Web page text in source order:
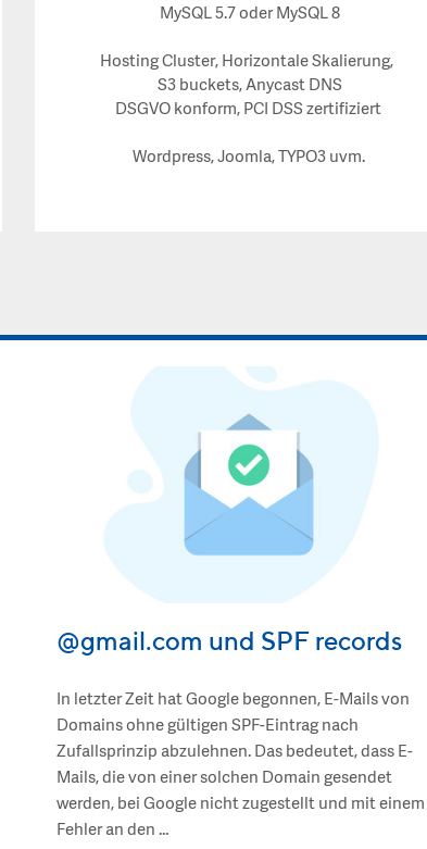
MySQL 5.7 oder MySQL 8
Hosting Cluster, Horizontale Skalierung,
S3 buckets, Anycast DNS
DSGVO konform, PCI DSS zertifiziert
Wordpress, Joomla, TYPO3 uvm.
@gmail.com und SPF records
In letzter Zeit hat Google begonnen, E-Mails von
Domains ohne gültigen SPF-Eintrag nach
Zufallsprinzip abzulehnen. Das bedeutet, dass E-
Mails, die von einer solchen Domain gesendet
werden, bei Google nicht zugestellt und mit einem
Fehler an den …